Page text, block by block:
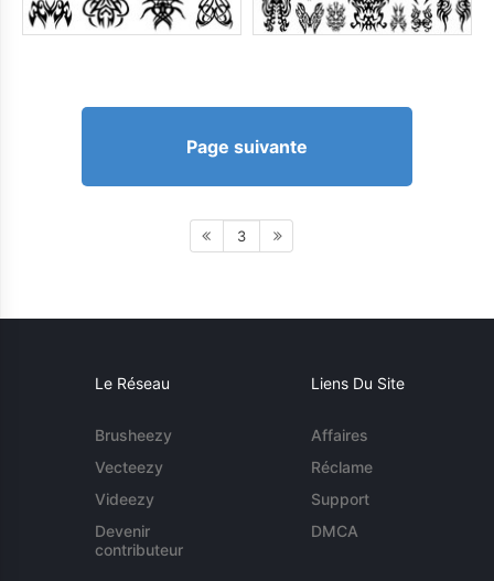
Page suivante
3
Le Réseau
Brusheezy
Vecteezy
Videezy
Devenir
contributeur
Liens Du Site
Affaires
Réclame
Support
DMCA